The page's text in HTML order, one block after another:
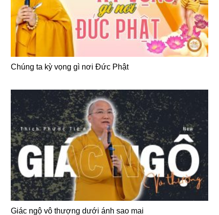
Chúng ta kỳ vọng gì nơi Đức Phật
Giác ngộ vô thượng dưới ánh sao mai